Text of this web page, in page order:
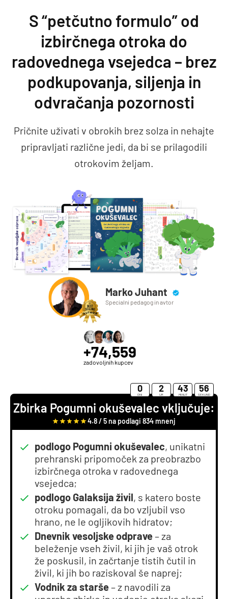
Preskoči na vsebino
S “petčutno formulo” od
izbirčnega otroka do
radovednega vsejedca – brez
podkupovanja, siljenja in
odvračanja pozornosti
Pričnite uživati v obrokih brez solza in nehajte
pripravljati različne jedi, da bi se prilagodili
otrokovim željam.
Marko Juhant
Specialni pedagog in avtor
+74,559
zadovoljnih kupcev
0
DNI
2
UR
43
MINUT
55
SEKUND
Zbirka Pogumni okuševalec vključuje:
4.8 / 5 na podlagi 834 mnenj
podlogo Pogumni okuševalec, unikatni
prehranski pripomoček za preobrazbo
izbirčnega otroka v radovednega
vsejedca;
podlogo Galaksija živil, s katero boste
otroku pomagali, da bo vzljubil vso
hrano, ne le ogljikovih hidratov;
Dnevnik vesoljske odprave– za
beleženje vseh živil, ki jih je vaš otrok
že poskusil, in začrtanje tistih čutil in
živil, ki jih bo raziskoval še naprej;
Vodnik za starše– z navodili za